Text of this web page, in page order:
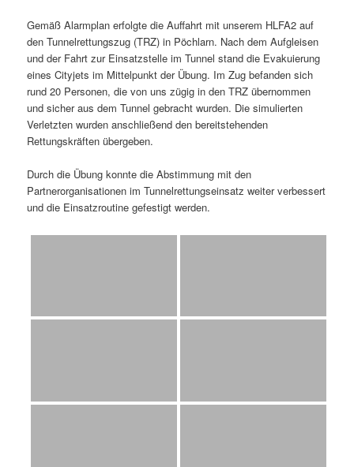
Gemäß Alarmplan erfolgte die Auffahrt mit unserem HLFA2 auf
den Tunnelrettungszug (TRZ) in Pöchlarn. Nach dem Aufgleisen
und der Fahrt zur Einsatzstelle im Tunnel stand die Evakuierung
eines Cityjets im Mittelpunkt der Übung. Im Zug befanden sich
rund 20 Personen, die von uns zügig in den TRZ übernommen
und sicher aus dem Tunnel gebracht wurden. Die simulierten
Verletzten wurden anschließend den bereitstehenden
Rettungskräften übergeben.
Durch die Übung konnte die Abstimmung mit den
Partnerorganisationen im Tunnelrettungseinsatz weiter verbessert
und die Einsatzroutine gefestigt werden.